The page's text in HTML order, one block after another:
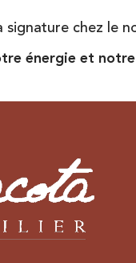
signature chez le
énergie et